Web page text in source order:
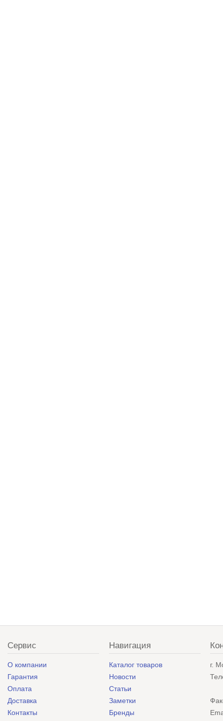
Сервис
О компании
Гарантия
Оплата
Доставка
Контакты
Навигация
Каталог товаров
Новости
Статьи
Заметки
Бренды
г.